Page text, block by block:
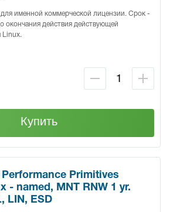
именной коммерческой лицензии. Срок -
окончания действия действующей
Linux.
Купить
Performance Primitives
- named, MNT RNW 1 yr.
LIN, ESD